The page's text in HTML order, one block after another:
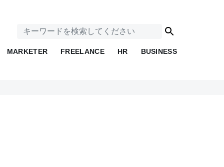
MARKETER FREELANCE HR BUSINESS